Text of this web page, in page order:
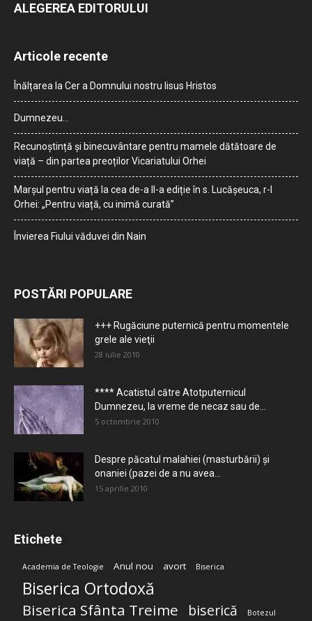
ALEGEREA EDITORULUI
Articole recente
Înălțarea la Cer a Domnului nostru Iisus Hristos
Dumnezeu…
Recunoștință și binecuvântare pentru mamele dătătoare de
viață – din partea preoților Vicariatului Orhei
Marșul pentru viață la cea de-a II-a ediție în s. Lucășeuca, r-l
Orhei: „Pentru viață, cu inimă curată”
Învierea Fiului văduvei din Nain
POSTĂRI POPULARE
+++ Rugăciune puternică pentru momentele
grele ale vieţii
28 iulie 2010
**** Acatistul către Atotputernicul
Dumnezeu, la vreme de necaz sau de...
5 octombrie 2010
Despre păcatul malahiei (masturbării) şi
onaniei (pazei de a nu avea...
15 aprilie 2010
Etichete
Academia de Teologie Anul nou avort Biserica
Biserica Ortodoxă
Biserica Sfânta Treime biserică Botezul